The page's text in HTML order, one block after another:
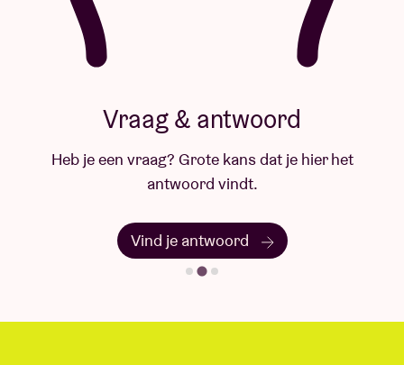
Vraag & antwoord
Heb je een vraag? Grote kans dat je hier het
antwoord vindt.
Vind je antwoord